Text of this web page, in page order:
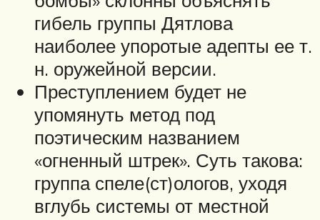
гибель группы Дятлова
наиболее упоротые адепты ее т.
н. оружейной версии.
Преступлением будет не
упомянуть метод под
поэтическим названием
«огненный штрек». Суть такова:
группа спеле(ст)ологов, уходя
вглубь системы от местной